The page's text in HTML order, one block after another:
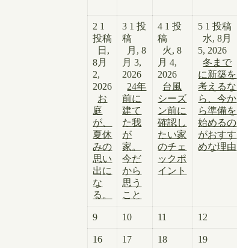
2 1
投稿
日,
8月
2,
2026
お
庭
が、
夏休
みの
思い
出に
な
る。
3 1 投
稿
月, 8
月 3,
2026
24年
前に
建て
た我
が
家。
今だ
から
思う
こと
4 1 投
稿
火, 8
月 4,
2026
台風
シーズ
ン前に
確認し
たい家
のチェ
ックポ
イント
5 1 投稿
水, 8月
5, 2026
冬まで
に新築を
考えるな
ら、今か
ら準備を
始めるの
がおすす
めな理由
9 10 11 12
16 17 18 19